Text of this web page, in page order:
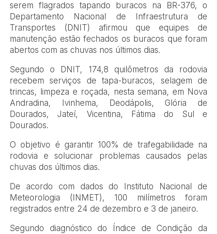
serem flagrados tapando buracos na BR-376, o
Departamento Nacional de Infraestrutura de
Transportes (DNIT) afirmou que equipes de
manutenção estão fechados os buracos que foram
abertos com as chuvas nos últimos dias.
Segundo o DNIT, 174,8 quilômetros da rodovia
recebem serviços de tapa-buracos, selagem de
trincas, limpeza e roçada, nesta semana, em Nova
Andradina, Ivinhema, Deodápolis, Glória de
Dourados, Jateí, Vicentina, Fátima do Sul e
Dourados.
O objetivo é garantir 100% de trafegabilidade na
rodovia e solucionar problemas causados pelas
chuvas dos últimos dias.
De acordo com dados do Instituto Nacional de
Meteorologia (INMET), 100 milímetros foram
registrados entre 24 de dezembro e 3 de janeiro.
Segundo diagnóstico do Índice de Condição da